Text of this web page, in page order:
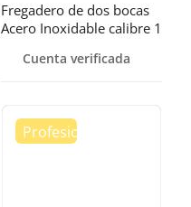
Fregadero de dos bocas
Acero Inoxidable calibre 1
Cuenta verificada